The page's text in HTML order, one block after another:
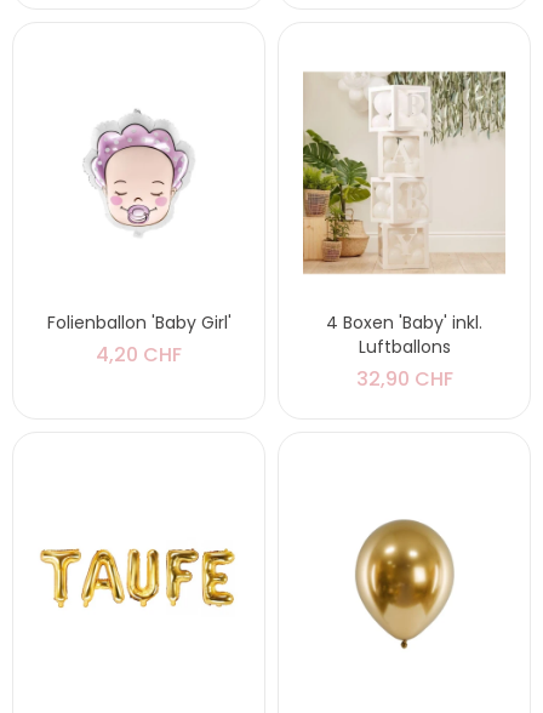
Folienballon 'Baby Girl'
4,20 CHF
4 Boxen 'Baby' inkl.
Luftballons
32,90 CHF